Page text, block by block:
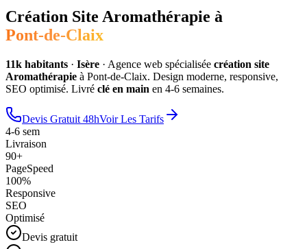
Création Site Aromathérapie à
Pont-de-Claix
11k habitants · Isère · Agence web spécialisée création site
Aromathérapie à Pont-de-Claix. Design moderne, responsive,
SEO optimisé. Livré clé en main en 4-6 semaines.
Devis Gratuit 48hVoir Les Tarifs
4-6 sem
Livraison
90+
PageSpeed
100%
Responsive
SEO
Optimisé
Devis gratuit